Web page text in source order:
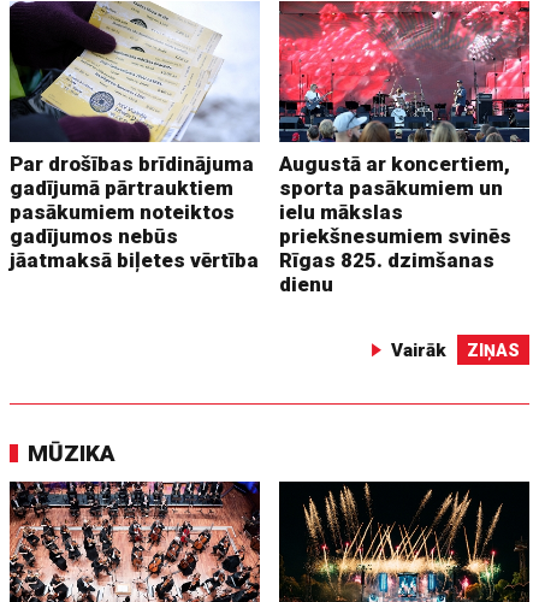
Par drošības brīdinājuma
gadījumā pārtrauktiem
pasākumiem noteiktos
gadījumos nebūs
jāatmaksā biļetes vērtība
Augustā ar koncertiem,
sporta pasākumiem un
ielu mākslas
priekšnesumiem svinēs
Rīgas 825. dzimšanas
dienu
Vairāk ZIŅAS
MŪZIKA